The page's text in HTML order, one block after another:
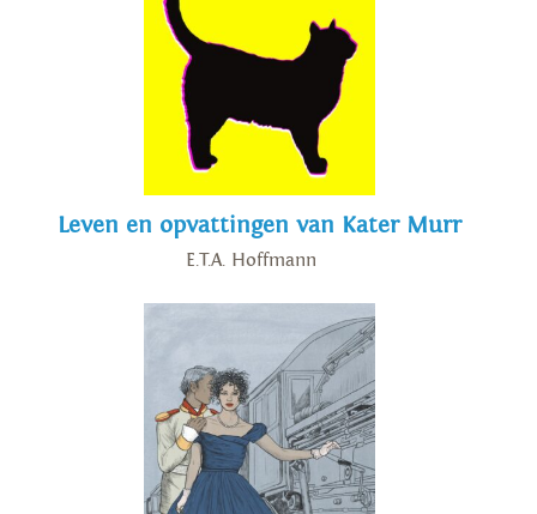
Leven en opvattingen van Kater Murr
E.T.A. Hoffmann